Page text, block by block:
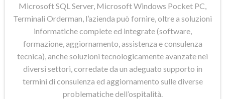
Microsoft SQL Server, Microsoft Windows Pocket PC,
Terminali Orderman, l’azienda può fornire, oltre a soluzioni
informatiche complete ed integrate (software,
formazione, aggiornamento, assistenza e consulenza
tecnica), anche soluzioni tecnologicamente avanzate nei
diversi settori, corredate da un adeguato supporto in
termini di consulenza ed aggiornamento sulle diverse
problematiche dell’ospitalità.